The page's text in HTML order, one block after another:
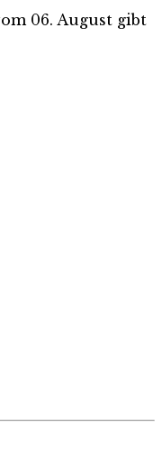
06. August gibt